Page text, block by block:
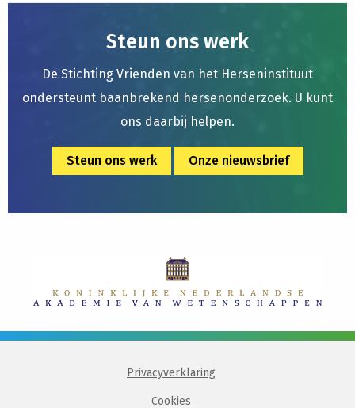
Steun ons werk
De Stichting Vrienden van het Herseninstituut
ondersteunt baanbrekend hersenonderzoek. U kunt
ons daarbij helpen.
Steun ons werk Onze nieuwsbrief
Privacyverklaring
Cookies